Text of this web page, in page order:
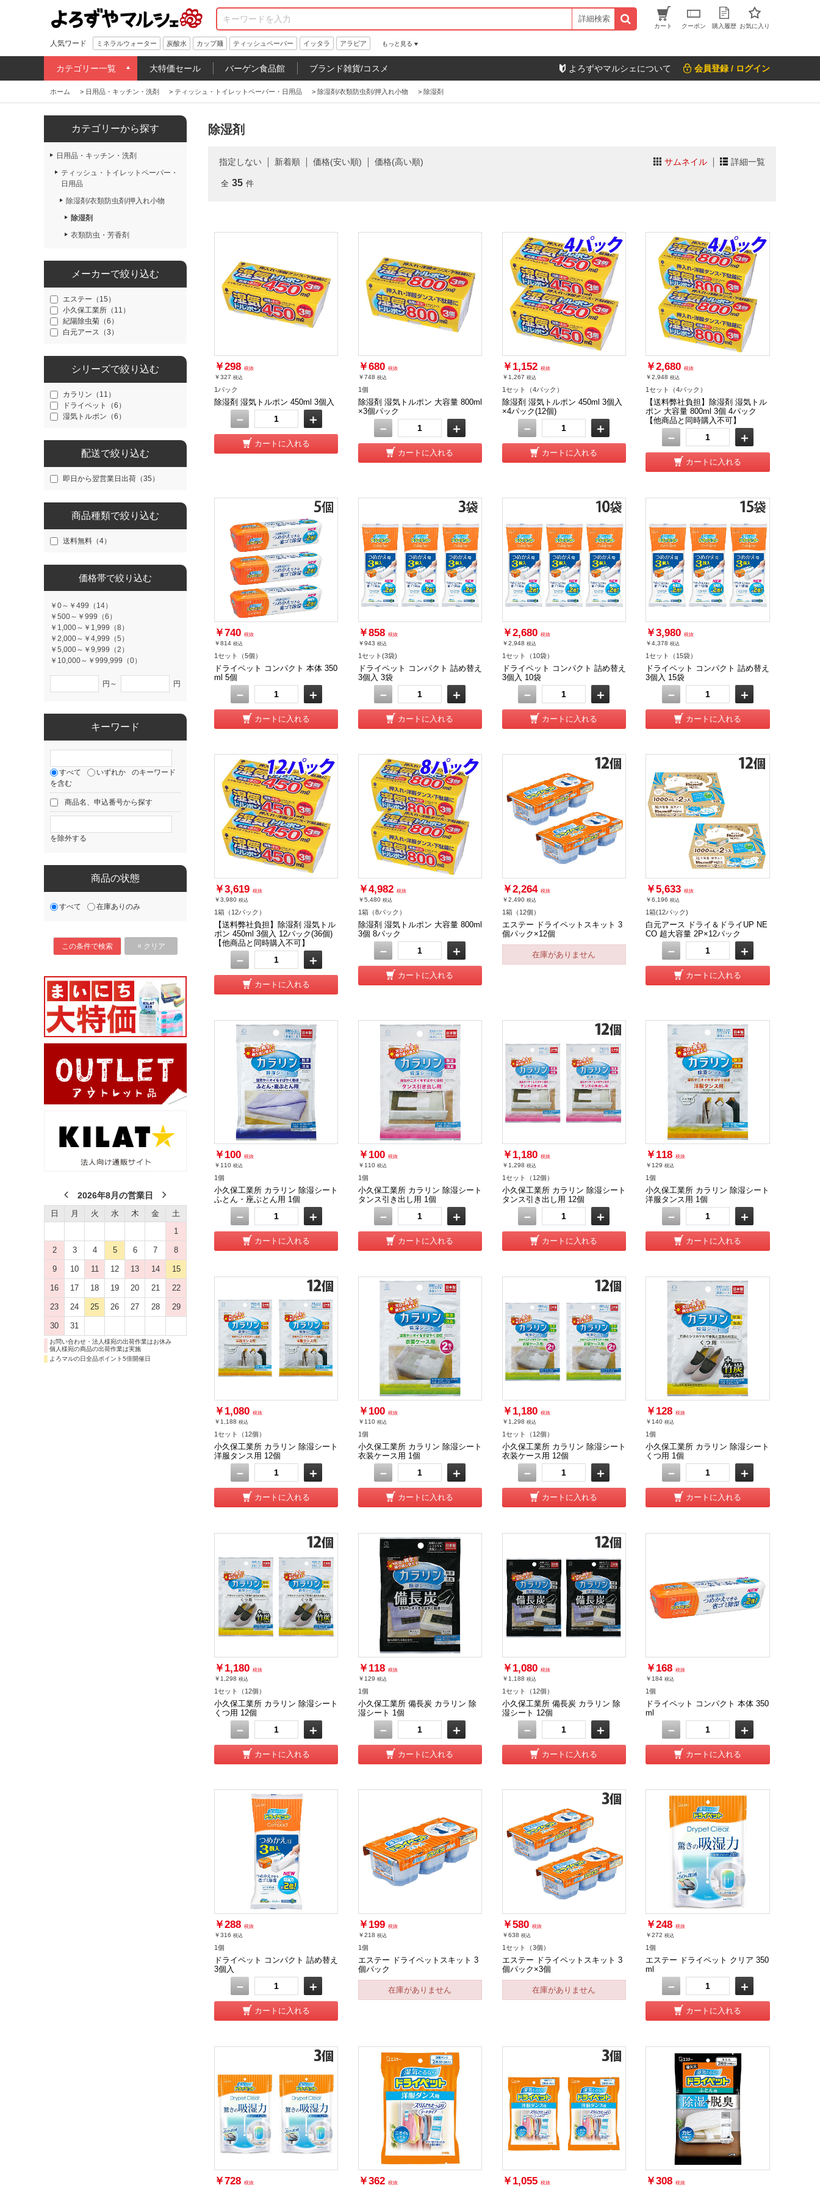
詳細検索
カート クーポン 購入履歴 お気に入り
人気ワード ミネラルウォーター 炭酸水 カップ麺 ティッシュペーパー イッタラ アラビア もっと見る
カテゴリー一覧 大特価セール バーゲン食品館 ブランド雑貨/コスメ よろずやマルシェについて 会員登録 / ログイン
ホーム > 日用品・キッチン・洗剤 > ティッシュ・トイレットペーパー・日用品 > 除湿剤/衣類防虫剤/押入れ小物 > 除湿剤
カテゴリーから探す
日用品・キッチン・洗剤
ティッシュ・トイレットペーパー・
日用品
除湿剤/衣類防虫剤/押入れ小物
除湿剤
衣類防虫・芳香剤
メーカーで絞り込む
エステー（15）
小久保工業所（11）
紀陽除虫菊（6）
白元アース（3）
シリーズで絞り込む
カラリン（11）
ドライペット（6）
湿気トルポン（6）
配送で絞り込む
即日から翌営業日出荷（35）
商品種類で絞り込む
送料無料（4）
価格帯で絞り込む
￥0～￥499（14）
￥500～￥999（6）
￥1,000～￥1,999（8）
￥2,000～￥4,999（5）
￥5,000～￥9,999（2）
￥10,000～￥999,999（0）
円～ 円
キーワード
すべて いずれか
のキーワード
を含む
商品名、申込番号から探す
を除外する
商品の状態
すべて 在庫ありのみ
2026年8月の営業日
日 月 火 水 木 金
土
1
2 3 4 5 6 7 8
9 10 11 12 13 14 15
16 17 18 19 20 21 22
23 24 25 26 27 28 29
30 31
お問い合わせ・法人様宛の出荷作業はお休み
個人様宛の商品の出荷作業は実施
よろマルの日全品ポイント5倍開催日
除湿剤
サムネイル 詳細一覧
指定しない 新着順 価格(安い順) 価格(高い順)
全 35 件
￥298 税抜
￥327 税込
1パック
除湿剤 湿気トルポン 450ml 3個入
－ ＋
カートに入れる
￥680 税抜
￥748 税込
1個
除湿剤 湿気トルポン 大容量 800ml
×3個パック
－ ＋
カートに入れる
￥1,152 税抜
￥1,267 税込
1セット（4パック）
除湿剤 湿気トルポン 450ml 3個入
×4パック(12個)
－ ＋
カートに入れる
￥2,680 税抜
￥2,948 税込
1セット（4パック）
【送料弊社負担】除湿剤 湿気トル
ポン 大容量 800ml 3個 4パック
【他商品と同時購入不可】
－ ＋
カートに入れる
￥740 税抜
￥814 税込
1セット（5個）
ドライペット コンパクト 本体 350
ml 5個
－ ＋
カートに入れる
￥858 税抜
￥943 税込
1セット(3袋)
ドライペット コンパクト 詰め替え
3個入 3袋
－ ＋
カートに入れる
￥2,680 税抜
￥2,948 税込
1セット（10袋）
ドライペット コンパクト 詰め替え
3個入 10袋
－ ＋
カートに入れる
￥3,980 税抜
￥4,378 税込
1セット（15袋）
ドライペット コンパクト 詰め替え
3個入 15袋
－ ＋
カートに入れる
￥3,619 税抜
￥3,980 税込
1箱（12パック）
【送料弊社負担】除湿剤 湿気トル
ポン 450ml 3個入 12パック(36個)
【他商品と同時購入不可】
－ ＋
カートに入れる
￥4,982 税抜
￥5,480 税込
1箱（8パック）
除湿剤 湿気トルポン 大容量 800ml
3個 8パック
－ ＋
カートに入れる
￥2,264 税抜
￥2,490 税込
1箱（12個）
エステー ドライペットスキット 3
個パック×12個
在庫がありません
￥5,633 税抜
￥6,196 税込
1箱(12パック)
白元アース ドライ＆ドライUP NE
CO 超大容量 2P×12パック
－ ＋
カートに入れる
￥100 税抜
￥110 税込
1個
小久保工業所 カラリン 除湿シート
ふとん・座ぶとん用 1個
－ ＋
カートに入れる
￥100 税抜
￥110 税込
1個
小久保工業所 カラリン 除湿シート
タンス引き出し用 1個
－ ＋
カートに入れる
￥1,180 税抜
￥1,298 税込
1セット（12個）
小久保工業所 カラリン 除湿シート
タンス引き出し用 12個
－ ＋
カートに入れる
￥118 税抜
￥129 税込
1個
小久保工業所 カラリン 除湿シート
洋服タンス用 1個
－ ＋
カートに入れる
￥1,080 税抜
￥1,188 税込
1セット（12個）
小久保工業所 カラリン 除湿シート
洋服タンス用 12個
－ ＋
カートに入れる
￥100 税抜
￥110 税込
1個
小久保工業所 カラリン 除湿シート
衣装ケース用 1個
－ ＋
カートに入れる
￥1,180 税抜
￥1,298 税込
1セット（12個）
小久保工業所 カラリン 除湿シート
衣装ケース用 12個
－ ＋
カートに入れる
￥128 税抜
￥140 税込
1個
小久保工業所 カラリン 除湿シート
くつ用 1個
－ ＋
カートに入れる
￥1,180 税抜
￥1,298 税込
1セット（12個）
小久保工業所 カラリン 除湿シート
くつ用 12個
－ ＋
カートに入れる
￥118 税抜
￥129 税込
1個
小久保工業所 備長炭 カラリン 除
湿シート 1個
－ ＋
カートに入れる
￥1,080 税抜
￥1,188 税込
1セット（12個）
小久保工業所 備長炭 カラリン 除
湿シート 12個
－ ＋
カートに入れる
￥168 税抜
￥184 税込
1個
ドライペット コンパクト 本体 350
ml
－ ＋
カートに入れる
￥288 税抜
￥316 税込
1個
ドライペット コンパクト 詰め替え
3個入
－ ＋
カートに入れる
￥199 税抜
￥218 税込
1個
エステー ドライペットスキット 3
個パック
在庫がありません
￥580 税抜
￥638 税込
1セット（3個）
エステー ドライペットスキット 3
個パック×3個
在庫がありません
￥248 税抜
￥272 税込
1個
エステー ドライペット クリア 350
ml
－ ＋
カートに入れる
￥728 税抜 ￥362 税抜 ￥1,055 税抜 ￥308 税抜